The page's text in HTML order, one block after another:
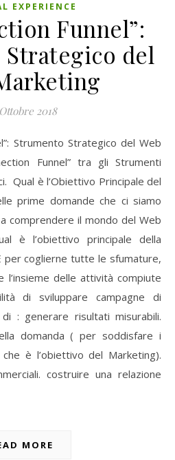
EXPERIENCE
Funnel”:
del
2018
Strumento Strategico del Web
Funnel” tra gli Strumenti
Qual è l’Obiettivo Principale del
prime domande che ci siamo
comprendere il mondo del Web
è l’obiettivo principale della
per coglierne tutte le sfumature,
l’insieme delle attività compiute
di sviluppare campagne di
: generare risultati misurabili.
domanda ( per soddisfare i
è l’obiettivo del Marketing).
costruire una relazione
MORE